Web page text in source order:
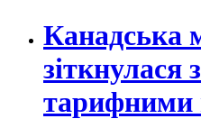
Канадська
зіткнулася
тарифними